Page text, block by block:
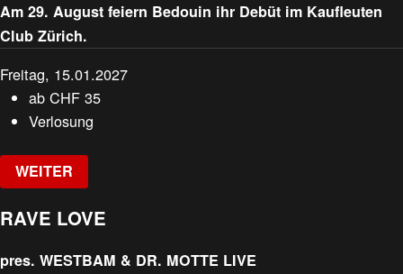
Am 29. August feiern Bedouin ihr Debüt im Kaufleuten
Club Zürich.
Freitag, 15.01.2027
abCHF 35
Verlosung
WEITER
RAVE LOVE
pres. WESTBAM & DR. MOTTE LIVE